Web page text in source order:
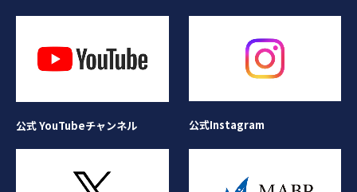
公式 YouTubeチャンネル 公式Instagram